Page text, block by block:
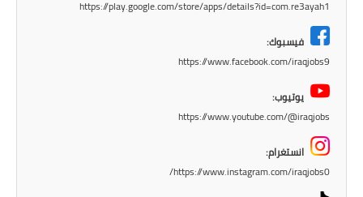
https://play.google.com/store/apps/details?id=com.re3ayah1
فيسبوك:
https://www.facebook.com/iraqjobs9
يوتيوب:
https://www.youtube.com/@iraqjobs
انستغرام:
https://www.instagram.com/iraqjobs0/